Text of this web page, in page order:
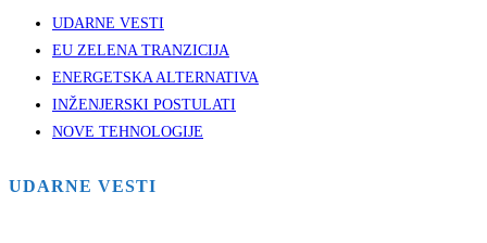
UDARNE VESTI
EU ZELENA TRANZICIJA
ENERGETSKA ALTERNATIVA
INŽENJERSKI POSTULATI
NOVE TEHNOLOGIJE
UDARNE VESTI